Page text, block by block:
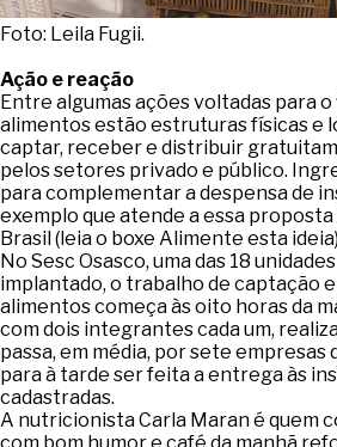
Foto: Leila Fugii.
Ação e reação
Entre algumas ações voltadas para
alimentos estão estruturas físicas e
captar, receber e distribuir
pelos setores privado e público.
para complementar a despensa de
exemplo que atende a essa
Brasil (leia o boxe Alimente esta
No Sesc Osasco, uma das 18
implantado, o trabalho de captação
alimentos começa às oito horas da
com dois integrantes cada um,
passa, em média, por sete
para à tarde ser feita a entrega às
cadastradas.
A nutricionista Carla Maran é quem